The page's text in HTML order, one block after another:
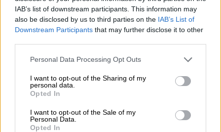
IAB’s list of downstream participants. This information may
also be disclosed by us to third parties on the IAB’s List of
Downstream Participants that may further disclose it to other
Personal Data Processing Opt Outs
I want to opt-out of the Sharing of my
personal data.
Opted In
I want to opt-out of the Sale of my
Personal Data.
Opted In
• 20 de Junio ( 12:30H y 17h)
• 4 de Julio (20h)
• 29 de Agosto ( 20h)
COMPARTIR: